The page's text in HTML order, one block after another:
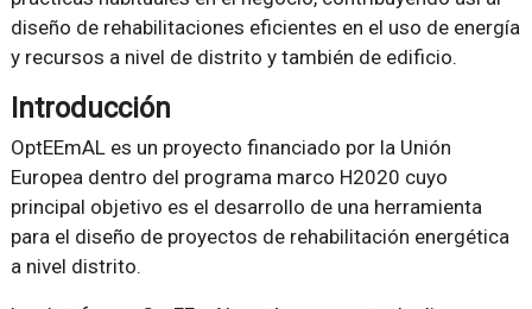
diseño de rehabilitaciones eficientes en el uso de energía
y recursos a nivel de distrito y también de edificio.
Introducción
OptEEmAL es un proyecto financiado por la Unión
Europea dentro del programa marco H2020 cuyo
principal objetivo es el desarrollo de una herramienta
para el diseño de proyectos de rehabilitación energética
a nivel distrito.